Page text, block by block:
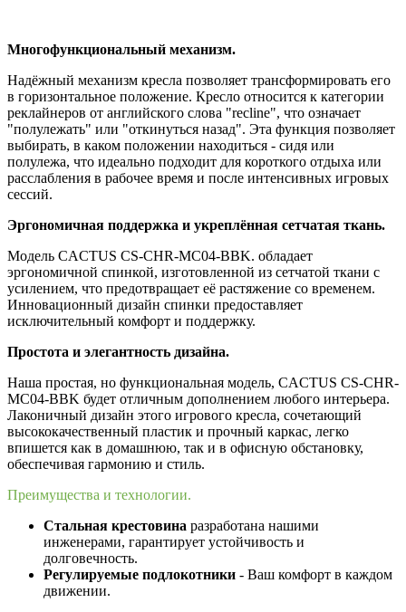
Многофункциональный механизм.
Надёжный механизм кресла позволяет трансформировать его
в горизонтальное положение. Кресло относится к категории
реклайнеров от английского слова "recline", что означает
"полулежать" или "откинуться назад". Эта функция позволяет
выбирать, в каком положении находиться - сидя или
полулежа, что идеально подходит для короткого отдыха или
расслабления в рабочее время и после интенсивных игровых
сессий.
Эргономичная поддержка и укреплённая сетчатая ткань.
Модель CACTUS CS-CHR-MC04-BBK. обладает
эргономичной спинкой, изготовленной из сетчатой ткани с
усилением, что предотвращает её растяжение со временем.
Инновационный дизайн спинки предоставляет
исключительный комфорт и поддержку.
Простота и элегантность дизайна.
Наша простая, но функциональная модель, CACTUS CS-CHR-
MC04-BBK будет отличным дополнением любого интерьера.
Лаконичный дизайн этого игрового кресла, сочетающий
высококачественный пластик и прочный каркас, легко
впишется как в домашнюю, так и в офисную обстановку,
обеспечивая гармонию и стиль.
Преимущества и технологии.
Стальная крестовина разработана нашими
инженерами, гарантирует устойчивость и
долговечность.
Регулируемые подлокотники - Ваш комфорт в каждом
движении.